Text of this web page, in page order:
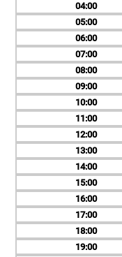
04
05
06
07
08
09
10
11
12
13
14
15
16
17
18
19